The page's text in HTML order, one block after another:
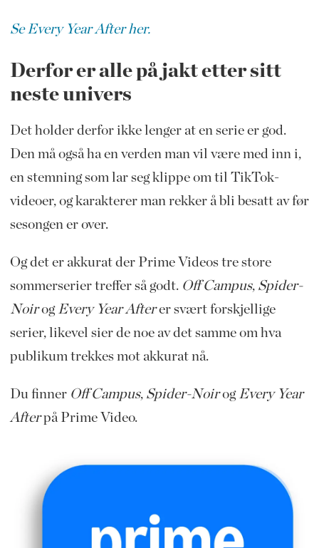
Se Every Year After her.
Derfor er alle på jakt etter sitt
neste univers
Det holder derfor ikke lenger at en serie er god.
Den må også ha en verden man vil være med inn i,
en stemning som lar seg klippe om til TikTok-
videoer, og karakterer man rekker å bli besatt av før
sesongen er over.
Og det er akkurat der Prime Videos tre store
sommerserier treffer så godt. Off Campus, Spider-
Noirog Every Year Afterer svært forskjellige
serier, likevel sier de noe av det samme om hva
publikum trekkes mot akkurat nå.
Du finner Off Campus, Spider-Noirog Every Year
Afterpå Prime Video.